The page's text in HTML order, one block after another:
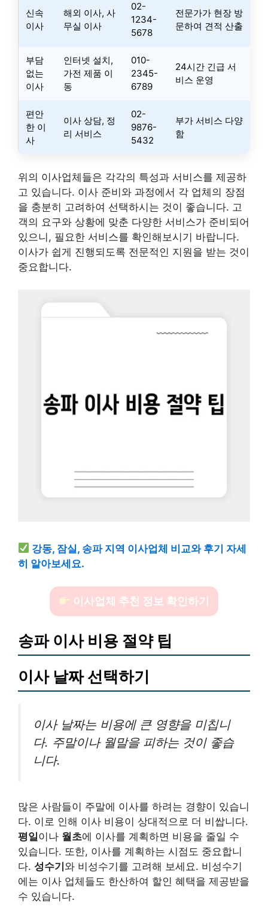
신속
이사
해외 이사, 사
무실 이사
02-
1234-
5678
전문가가 현장 방
문하여 견적 산출
부담
없는
이사
인터넷 설치,
가전 제품 이
동
010-
2345-
6789
24시간 긴급 서
비스 운영
편안
한 이
사
이사 상담, 정
리 서비스
02-
9876-
5432
부가 서비스 다양
함
위의 이사업체들은 각각의 특성과 서비스를 제공하
고 있습니다. 이사 준비와 과정에서 각 업체의 장점
을 충분히 고려하여 선택하시는 것이 좋습니다. 고
객의 요구와 상황에 맞춘 다양한 서비스가 준비되어
있으니, 필요한 서비스를 확인해보시기 바랍니다.
이사가 쉽게 진행되도록 전문적인 지원을 받는 것이
중요합니다.
강동, 잠실, 송파 지역 이사업체 비교와 후기 자세
히 알아보세요.
이사업체 추천 정보 확인하기
송파 이사 비용 절약 팁
이사 날짜 선택하기
이사 날짜는 비용에 큰 영향을 미칩니
다. 주말이나 월말을 피하는 것이 좋습
니다.
많은 사람들이 주말에 이사를 하려는 경향이 있습니
다. 이로 인해 이사 비용이 상대적으로 더 비쌉니다.
평일이나 월초에 이사를 계획하면 비용을 줄일 수
있습니다. 또한, 이사를 계획하는 시점도 중요합니
다. 성수기 와 비성수기를 고려해 보세요. 비성수기
에는 이사 업체들도 한산하여 할인 혜택을 제공받을
수 있습니다.